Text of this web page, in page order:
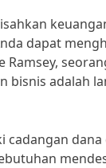
dapat
Ramsey,
bisnis adalah